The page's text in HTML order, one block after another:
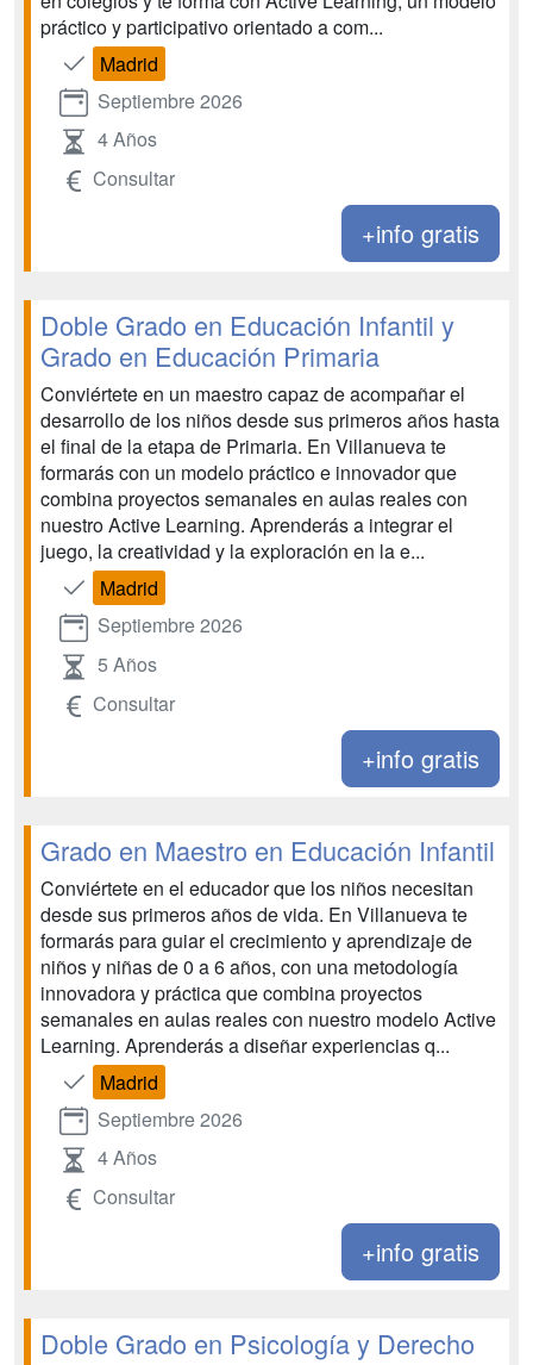
práctico y participativo orientado a com...
Madrid
Septiembre 2026
4 Años
Consultar
+info gratis
Doble Grado en Educación Infantil y
Grado en Educación Primaria
Conviértete en un maestro capaz de acompañar el
desarrollo de los niños desde sus primeros años hasta
el final de la etapa de Primaria. En Villanueva te
formarás con un modelo práctico e innovador que
combina proyectos semanales en aulas reales con
nuestro Active Learning. Aprenderás a integrar el
juego, la creatividad y la exploración en la e...
Madrid
Septiembre 2026
5 Años
Consultar
+info gratis
Grado en Maestro en Educación Infantil
Conviértete en el educador que los niños necesitan
desde sus primeros años de vida. En Villanueva te
formarás para guiar el crecimiento y aprendizaje de
niños y niñas de 0 a 6 años, con una metodología
innovadora y práctica que combina proyectos
semanales en aulas reales con nuestro modelo Active
Learning. Aprenderás a diseñar experiencias q...
Madrid
Septiembre 2026
4 Años
Consultar
+info gratis
Doble Grado en Psicología y Derecho